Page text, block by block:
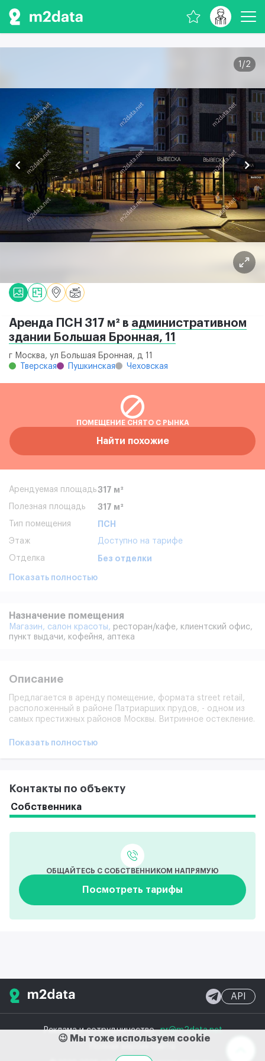
1 /2
Аренда ПСН 317 м² в административном
здании Большая Бронная, 11
г Москва, ул Большая Бронная, д 11
Тверская
Пушкинская Чеховская
ПОМЕЩЕНИЕ СНЯТО С РЫНКА
Найти похожие
Арендуемая площадь317 м²
Полезная площадь 317 м²
Тип помещения ПСН
Этаж Доступно на тарифе
Отделка Без отделки
Показать полностью
Назначение помещения
Магазин, салон красоты, ресторан/кафе, клиентский офис,
пункт выдачи, кофейня, аптека
Описание
Предлагается в аренду помещение, формата street retail,
расположенный в районе Патриарших прудов, - одном из
самых престижных районов Москвы. Витринное остекление.
вентиляции и кондиционирования.
Показать полностью
Контакты по объекту
Собственника
ОБЩАЙТЕСЬ С СОБСТВЕННИКОМ НАПРЯМУЮ
Посмотреть тарифы
Реклама и сотрудничествоpr@m2data.net
API
😉 Мы тоже используем cookie